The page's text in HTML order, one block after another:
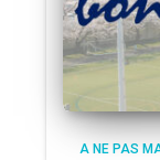
A NE PAS